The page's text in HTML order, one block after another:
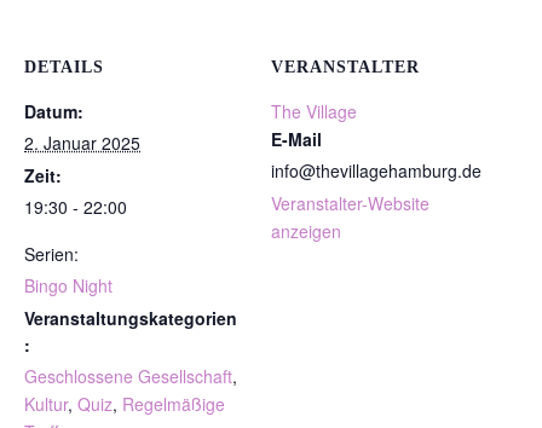
DETAILS
Datum:
2. Januar 2025
Zeit:
19:30 - 22:00
Serien:
Bingo Night
Veranstaltungskategorien
:
Geschlossene Gesellschaft,
Kultur, Quiz, Regelmäßige
VERANSTALTER
The Village
E-Mail
info@thevillagehamburg.de
Veranstalter-Website
anzeigen